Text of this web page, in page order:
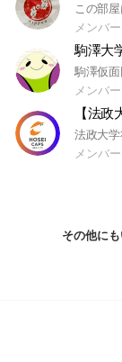
メンバ
駒澤大
駒澤仮
メンバ
メンバ
その他に